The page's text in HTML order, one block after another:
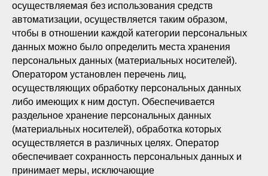
осуществляемая без использования средств
автоматизации, осуществляется таким образом,
чтобы в отношении каждой категории персональных
данных можно было определить места хранения
персональных данных (материальных носителей).
Оператором установлен перечень лиц,
осуществляющих обработку персональных данных
либо имеющих к ним доступ. Обеспечивается
раздельное хранение персональных данных
(материальных носителей), обработка которых
осуществляется в различных целях. Оператор
обеспечивает сохранность персональных данных и
принимает меры, исключающие